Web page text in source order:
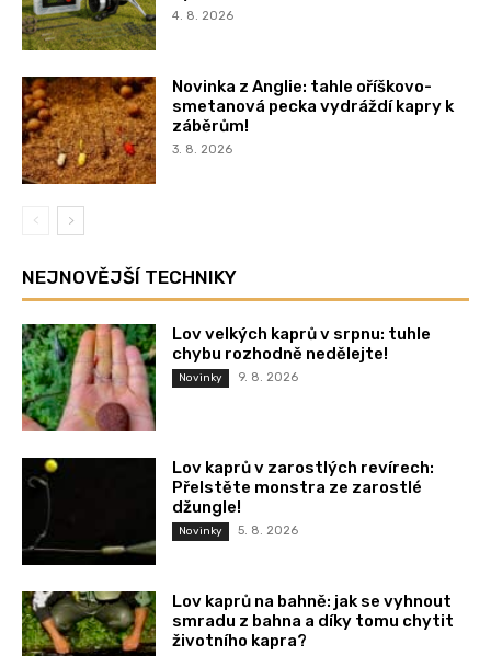
4. 8. 2026
Novinka z Anglie: tahle oříškovo-
smetanová pecka vydráždí kapry k
záběrům!
3. 8. 2026
NEJNOVĚJŠÍ TECHNIKY
Lov velkých kaprů v srpnu: tuhle
chybu rozhodně nedělejte!
Novinky 9. 8. 2026
Lov kaprů v zarostlých revírech:
Přelstěte monstra ze zarostlé
džungle!
Novinky 5. 8. 2026
Lov kaprů na bahně: jak se vyhnout
smradu z bahna a díky tomu chytit
životního kapra?